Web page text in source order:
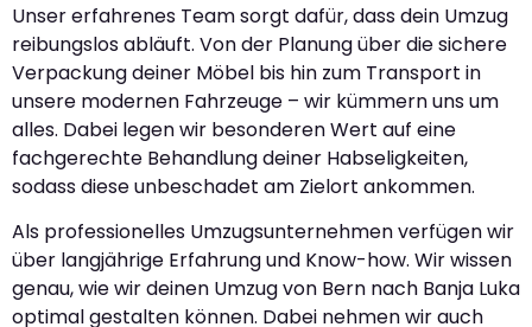
Unser erfahrenes Team sorgt dafür, dass dein Umzug
reibungslos abläuft. Von der Planung über die sichere
Verpackung deiner Möbel bis hin zum Transport in
unsere modernen Fahrzeuge – wir kümmern uns um
alles. Dabei legen wir besonderen Wert auf eine
fachgerechte Behandlung deiner Habseligkeiten,
sodass diese unbeschadet am Zielort ankommen.
Als professionelles Umzugsunternehmen verfügen wir
über langjährige Erfahrung und Know-how. Wir wissen
genau, wie wir deinen Umzug von Bern nach Banja Luka
optimal gestalten können. Dabei nehmen wir auch